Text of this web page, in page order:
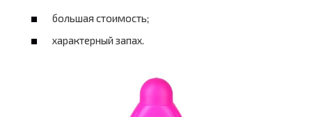
большая стоимость;
характерный запах.